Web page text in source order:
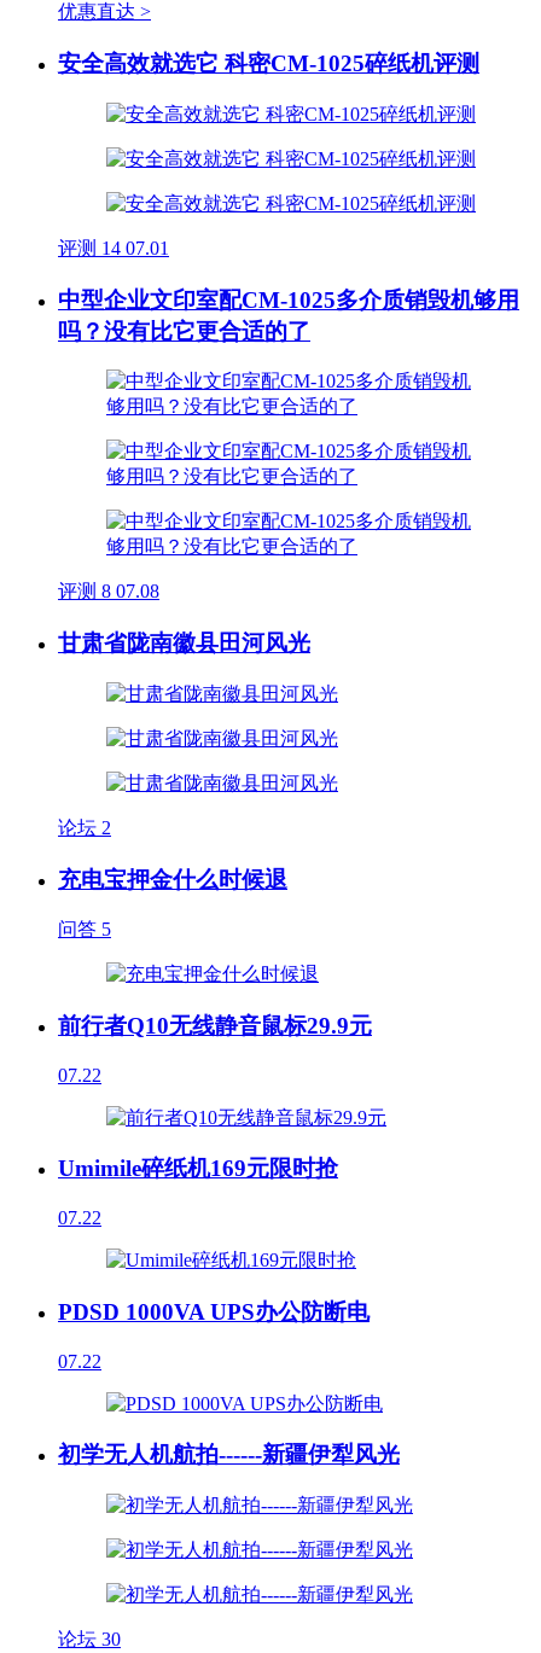
优惠直达 >
安全高效就选它 科密CM-1025碎纸机评测
评测 14 07.01
中型企业文印室配CM-1025多介质销毁机够用
吗？没有比它更合适的了
评测 8 07.08
甘肃省陇南徽县田河风光
论坛 2
充电宝押金什么时候退
问答 5
前行者Q10无线静音鼠标29.9元
07.22
Umimile碎纸机169元限时抢
07.22
PDSD 1000VA UPS办公防断电
07.22
初学无人机航拍------新疆伊犁风光
论坛 30